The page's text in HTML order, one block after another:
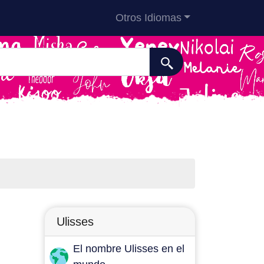
Otros Idiomas
Ulisses
El nombre Ulisses en el